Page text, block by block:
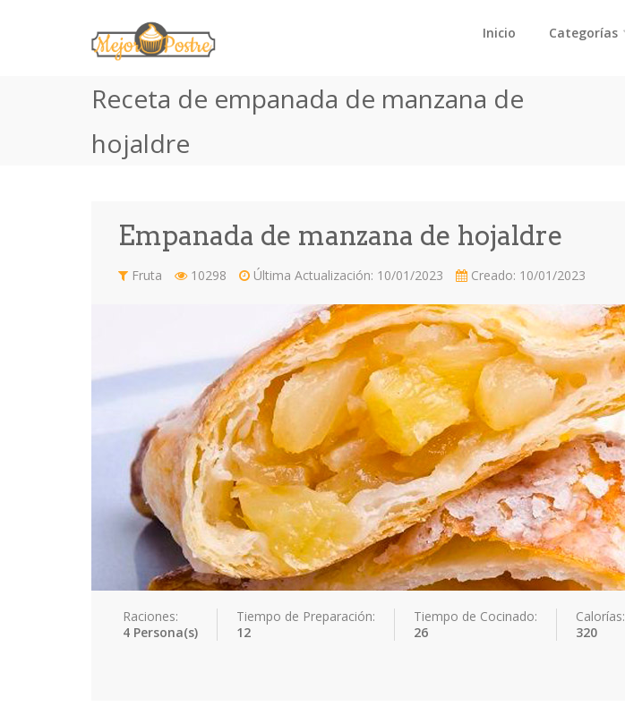
Inicio Categorías
Receta de empanada de manzana de
hojaldre
Empanada de manzana de hojaldre
Fruta 10298 Última Actualización: 10/01/2023 Creado: 10/01/2023
Raciones:
4 Persona(s)
Tiempo de Preparación:
12
Tiempo de Cocinado:
26
Calorías:
320